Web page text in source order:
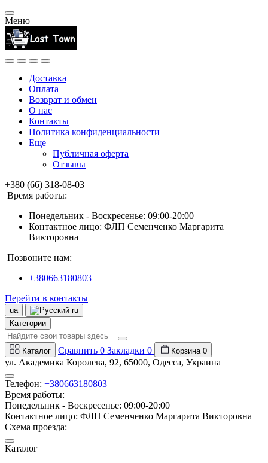
Меню
Доставка
Оплата
Возврат и обмен
О нас
Контакты
Политика конфиденциальности
Еще
Публичная оферта
Отзывы
+380 (66) 318-08-03
Время работы:
Понедельник - Воскресенье: 09:00-20:00
Контактное лицо: ФЛП Семенченко Маргарита
Викторовна
Позвоните нам:
+380663180803
Перейти в контакты
ua
ru
Категории
Каталог Сравнить 0 Закладки 0 Корзина 0
ул. Академика Королева, 92, 65000, Одесса, Украина
Телефон: +380663180803
Время работы:
Понедельник - Воскресенье: 09:00-20:00
Контактное лицо: ФЛП Семенченко Маргарита Викторовна
Схема проезда:
Каталог